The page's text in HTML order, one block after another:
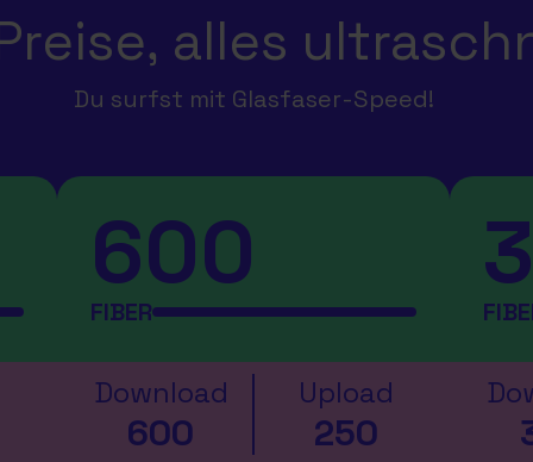
alles
Du surfst mit Glasfaser-Speed!
600
FIBER
Download
600
Upload
250